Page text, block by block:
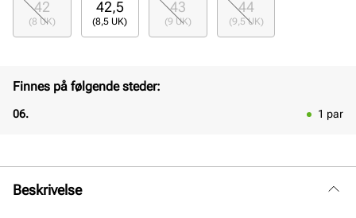
42
(8 UK)
42,5
(8,5 UK)
43
(9 UK)
44
(9,5 UK)
Finnes på følgende steder:
06. 1 par
Beskrivelse